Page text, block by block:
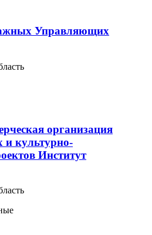
Управляющих
организация
и культурно-
Институт